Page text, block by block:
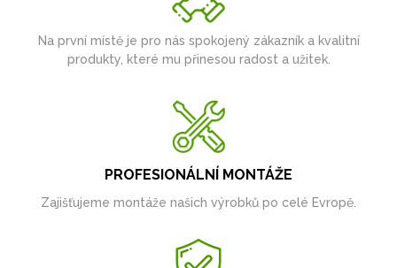
Na první místě je pro nás spokojený zákazník a kvalitní
produkty, které mu přinesou radost a užitek.
PROFESIONÁLNÍ MONTÁŽE
Zajišťujeme montáže našich výrobků po celé Evropě.